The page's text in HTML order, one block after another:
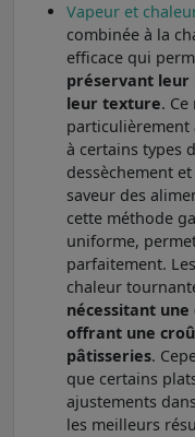
Vapeur et
combinée à la
efficace qui
préservant
leur texture.
particulièrement
à certains types
dessèchement
saveur des
cette méthode
uniforme,
parfaitement.
chaleur
nécessitant
offrant une
pâtisseries.
que certains
ajustements
les meilleurs